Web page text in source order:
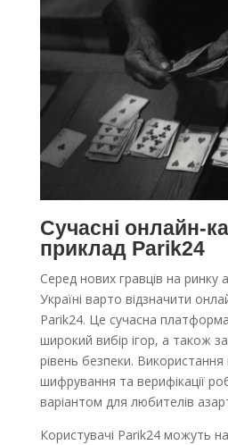
Сучасні онлайн-
приклад Parik24
Серед нових гравців на ринку
Україні варто відзначити
Parik24. Це сучасна
широкий вибір ігор, а також
рівень безпеки. Використання
шифрування та верифікації
варіантом для любителів
Користувачі Parik24 можуть